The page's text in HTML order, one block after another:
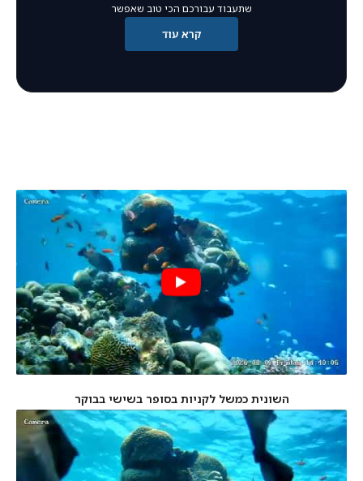
שתעבוד עבורכם הכי טוב שאפשר
קרא עוד
השונית כמשל לקניות בסופר בשישי בבוקר